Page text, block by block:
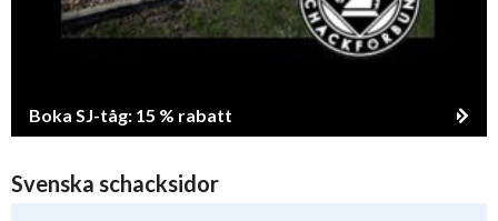
Boka SJ-tåg: 15 % rabatt
Svenska schacksidor